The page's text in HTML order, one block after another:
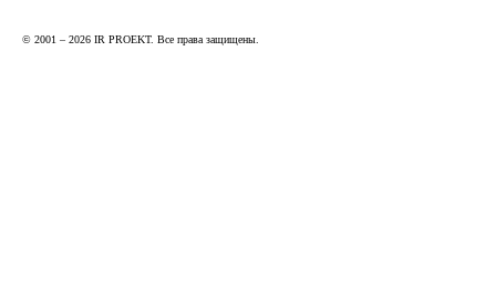
© 2001 – 2026 IR PROEKT. Все права защищены.